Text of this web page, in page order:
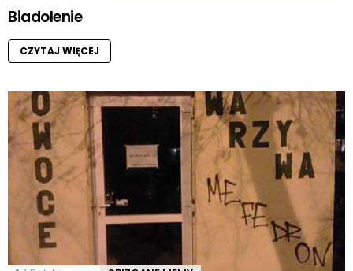
Biadolenie
CZYTAJ WIĘCEJ